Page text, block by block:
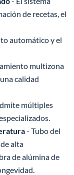
de recetas, el
automático y el
multizona
calidad
múltiples
- Tubo del
alta
de alúmina de